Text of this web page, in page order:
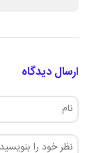
ارسال دیدگاه